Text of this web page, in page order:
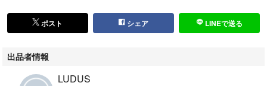
ポスト シェア LINEで送る
出品者情報
LUDUS